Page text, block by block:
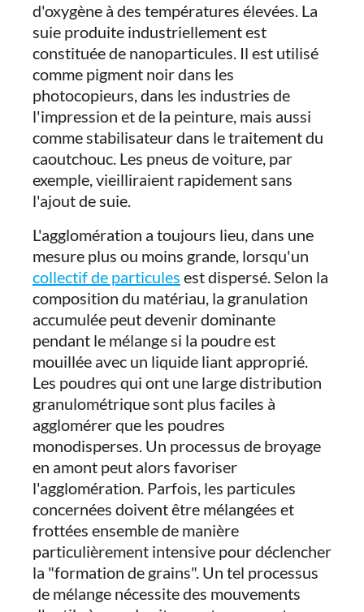
d'oxygène à des températures élevées. La
suie produite industriellement est
constituée de nanoparticules. Il est utilisé
comme pigment noir dans les
photocopieurs, dans les industries de
l'impression et de la peinture, mais aussi
comme stabilisateur dans le traitement du
caoutchouc. Les pneus de voiture, par
exemple, vieilliraient rapidement sans
l'ajout de suie.
L'agglomération a toujours lieu, dans une
mesure plus ou moins grande, lorsqu'un
collectif de particules est dispersé. Selon la
composition du matériau, la granulation
accumulée peut devenir dominante
pendant le mélange si la poudre est
mouillée avec un liquide liant approprié.
Les poudres qui ont une large distribution
granulométrique sont plus faciles à
agglomérer que les poudres
monodisperses. Un processus de broyage
en amont peut alors favoriser
l'agglomération. Parfois, les particules
concernées doivent être mélangées et
frottées ensemble de manière
particulièrement intensive pour déclencher
la "formation de grains". Un tel processus
de mélange nécessite des mouvements